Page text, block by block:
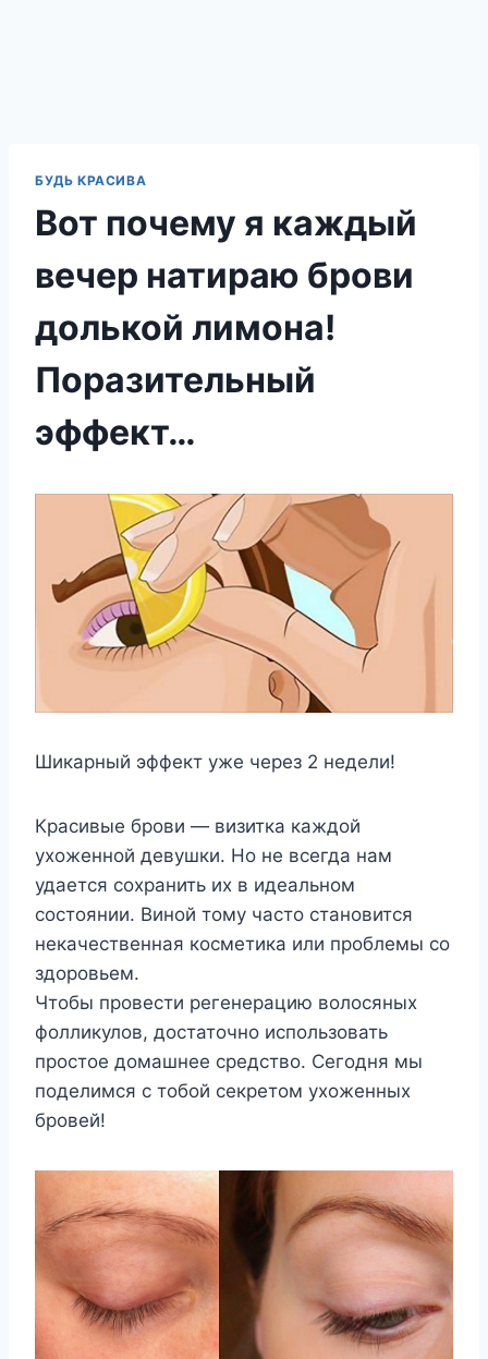
БУДЬ КРАСИВА
Вот почему я каждый
вечер натираю брови
долькой лимона!
Поразительный
эффект…
Шикарный эффект уже через 2 недели!
Красивые брови — визитка каждой
ухоженной девушки. Но не всегда нам
удается сохранить их в идеальном
состоянии. Виной тому часто становится
некачественная косметика или проблемы со
здоровьем.
Чтобы провести регенерацию волосяных
фолликулов, достаточно использовать
простое домашнее средство. Сегодня мы
поделимся с тобой секретом ухоженных
бровей!